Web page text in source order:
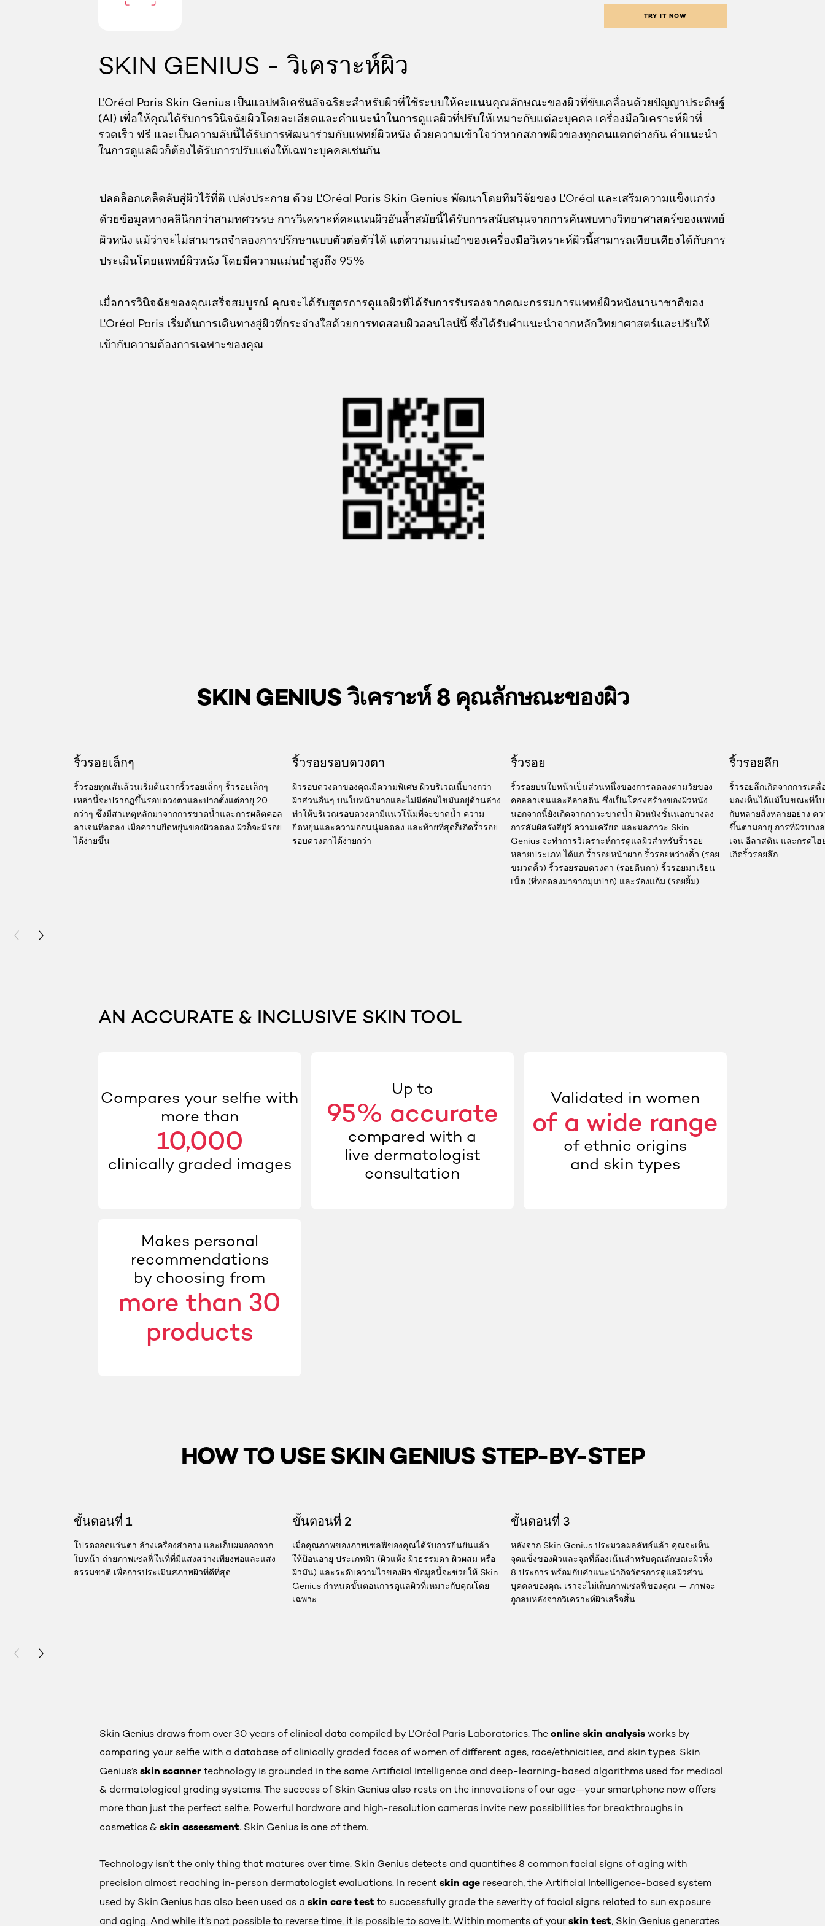
TRY IT NOW
SKIN GENIUS - วิเคราะห์ผิว
L’Oréal Paris Skin Genius เป็นแอปพลิเคชันอัจฉริยะสำหรับผิวที่ใช้ระบบให้คะแนนคุณลักษณะของผิวที่ขับเคลื่อนด้วยปัญญาประดิษฐ์
(AI) เพื่อให้คุณได้รับการวินิจฉัยผิวโดยละเอียดและคำแนะนำในการดูแลผิวที่ปรับให้เหมาะกับแต่ละบุคคล เครื่องมือวิเคราะห์ผิวที่
รวดเร็ว ฟรี และเป็นความลับนี้ได้รับการพัฒนาร่วมกับแพทย์ผิวหนัง ด้วยความเข้าใจว่าหากสภาพผิวของทุกคนแตกต่างกัน คำแนะนำ
ในการดูแลผิวก็ต้องได้รับการปรับแต่งให้เฉพาะบุคคลเช่นกัน
ปลดล็อกเคล็ดลับสู่ผิวไร้ที่ติ เปล่งประกาย ด้วย L'Oréal Paris Skin Genius พัฒนาโดยทีมวิจัยของ L'Oréal และเสริมความแข็งแกร่ง
ด้วยข้อมูลทางคลินิกกว่าสามทศวรรษ การวิเคราะห์คะแนนผิวอันล้ำสมัยนี้ได้รับการสนับสนุนจากการค้นพบทางวิทยาศาสตร์ของแพทย์
ผิวหนัง แม้ว่าจะไม่สามารถจำลองการปรึกษาแบบตัวต่อตัวได้ แต่ความแม่นยำของเครื่องมือวิเคราะห์ผิวนี้สามารถเทียบเคียงได้กับการ
ประเมินโดยแพทย์ผิวหนัง โดยมีความแม่นยำสูงถึง 95%
เมื่อการวินิจฉัยของคุณเสร็จสมบูรณ์ คุณจะได้รับสูตรการดูแลผิวที่ได้รับการรับรองจากคณะกรรมการแพทย์ผิวหนังนานาชาติของ
L'Oréal Paris เริ่มต้นการเดินทางสู่ผิวที่กระจ่างใสด้วยการทดสอบผิวออนไลน์นี้ ซึ่งได้รับคำแนะนำจากหลักวิทยาศาสตร์และปรับให้
เข้ากับความต้องการเฉพาะของคุณ
SKIN GENIUS วิเคราะห์ 8 คุณลักษณะของผิว
ริ้วรอยเล็กๆ
ริ้วรอยทุกเส้นล้วนเริ่มต้นจากริ้วรอยเล็กๆ ริ้วรอยเล็กๆ
เหล่านี้จะปรากฏขึ้นรอบดวงตาและปากตั้งแต่อายุ 20
กว่าๆ ซึ่งมีสาเหตุหลักมาจากการขาดน้ำและการผลิตคอล
ลาเจนที่ลดลง เมื่อความยืดหยุ่นของผิวลดลง ผิวก็จะมีรอย
ได้ง่ายขึ้น
ริ้วรอยรอบดวงตา
ผิวรอบดวงตาของคุณมีความพิเศษ ผิวบริเวณนี้บางกว่า
ผิวส่วนอื่นๆ บนใบหน้ามากและไม่มีต่อมไขมันอยู่ด้านล่าง
ทำให้บริเวณรอบดวงตามีแนวโน้มที่จะขาดน้ำ ความ
ยืดหยุ่นและความอ่อนนุ่มลดลง และท้ายที่สุดก็เกิดริ้วรอย
รอบดวงตาได้ง่ายกว่า
ริ้วรอย
ริ้วรอยบนใบหน้าเป็นส่วนหนึ่งของการลดลงตามวัยของ
คอลลาเจนและอีลาสติน ซึ่งเป็นโครงสร้างของผิวหนัง
นอกจากนี้ยังเกิดจากภาวะขาดน้ำ ผิวหนังชั้นนอกบางลง
การสัมผัสรังสียูวี ความเครียด และมลภาวะ Skin
Genius จะทำการวิเคราะห์การดูแลผิวสำหรับริ้วรอย
หลายประเภท ได้แก่ ริ้วรอยหน้าผาก ริ้วรอยหว่างคิ้ว (รอย
ขมวดคิ้ว) ริ้วรอยรอบดวงตา (รอยตีนกา) ริ้วรอยมาเรียน
เน็ต (ที่ทอดลงมาจากมุมปาก) และร่องแก้ม (รอยยิ้ม)
ริ้วรอยลึก
ริ้วรอยลึกเกิดจากการเค
มองเห็นได้แม้ในขณะที่ใ
กับหลายสิ่งหลายอย่าง ค
ขึ้นตามอายุ การที่ผิวบาง
เจน อีลาสติน และกรดไ
เกิดริ้วรอยลึก
PREVIOUS CARD
NEXT CARD
AN ACCURATE & INCLUSIVE SKIN TOOL
Compares your selfie with
more than
10,000
clinically graded images
Up to
95% accurate
compared with a
live dermatologist
consultation
Validated in women
of a wide range
of ethnic origins
and skin types
Makes personal
recommendations
by choosing from
more than 30
products
HOW TO USE SKIN GENIUS STEP-BY-STEP
ขั้นตอนที่ 1
โปรดถอดแว่นตา ล้างเครื่องสำอาง และเก็บผมออกจาก
ใบหน้า ถ่ายภาพเซลฟี่ในที่ที่มีแสงสว่างเพียงพอและแสง
ธรรมชาติ เพื่อการประเมินสภาพผิวที่ดีที่สุด
ขั้นตอนที่ 2
เมื่อคุณภาพของภาพเซลฟี่ของคุณได้รับการยืนยันแล้ว
ให้ป้อนอายุ ประเภทผิว (ผิวแห้ง ผิวธรรมดา ผิวผสม หรือ
ผิวมัน) และระดับความไวของผิว ข้อมูลนี้จะช่วยให้ Skin
Genius กำหนดขั้นตอนการดูแลผิวที่เหมาะกับคุณโดย
เฉพาะ
ขั้นตอนที่ 3
หลังจาก Skin Genius ประมวลผลลัพธ์แล้ว คุณจะเห็น
จุดแข็งของผิวและจุดที่ต้องเน้นสำหรับคุณลักษณะผิวทั้ง
8 ประการ พร้อมกับคำแนะนำกิจวัตรการดูแลผิวส่วน
บุคคลของคุณ เราจะไม่เก็บภาพเซลฟี่ของคุณ — ภาพจะ
ถูกลบหลังจากวิเคราะห์ผิวเสร็จสิ้น
PREVIOUS CARD
NEXT CARD
Skin Genius draws from over 30 years of clinical data compiled by L’Oréal Paris Laboratories. The online skin analysis works by
comparing your selfie with a database of clinically graded faces of women of different ages, race/ethnicities, and skin types. Skin
Genius’s skin scanner technology is grounded in the same Artificial Intelligence and deep-learning-based algorithms used for medical
& dermatological grading systems. The success of Skin Genius also rests on the innovations of our age—your smartphone now offers
more than just the perfect selfie. Powerful hardware and high-resolution cameras invite new possibilities for breakthroughs in
cosmetics & skin assessment. Skin Genius is one of them.
Technology isn’t the only thing that matures over time. Skin Genius detects and quantifies 8 common facial signs of aging with
precision almost reaching in-person dermatologist evaluations. In recent skin age research, the Artificial Intelligence-based system
used by Skin Genius has also been used as a skin care test to successfully grade the severity of facial signs related to sun exposure
and aging. And while it’s not possible to reverse time, it is possible to save it. Within moments of your skin test, Skin Genius generates